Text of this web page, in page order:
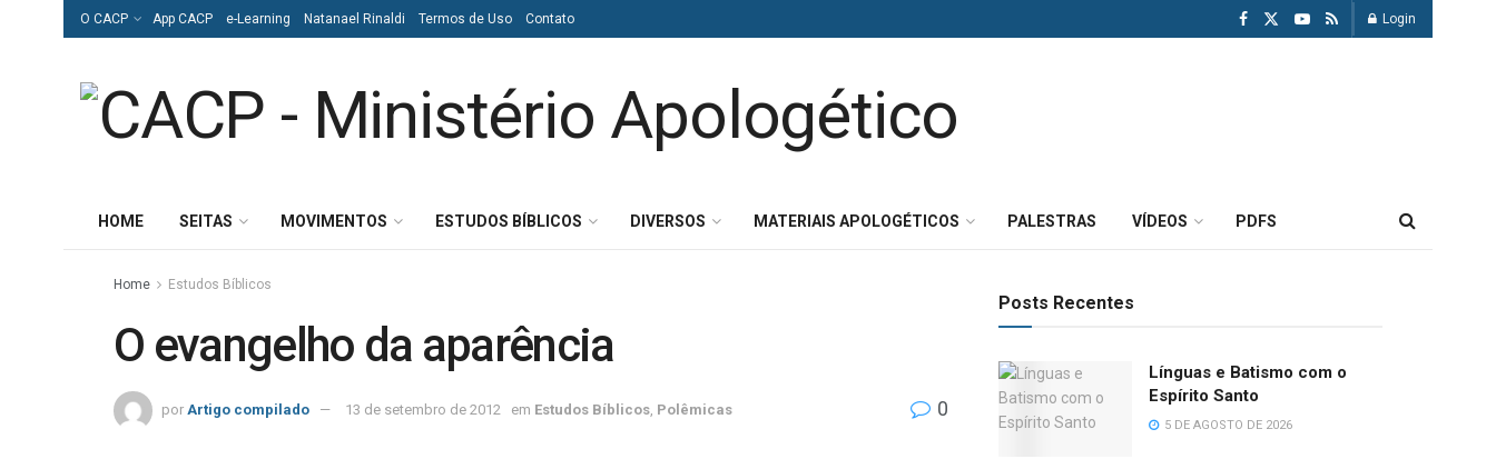
O CACP App CACP e-Learning Natanael Rinaldi Termos de Uso Contato Login
HOME SEITAS MOVIMENTOS ESTUDOS BÍBLICOS DIVERSOS MATERIAIS APOLOGÉTICOS PALESTRAS VÍDEOS PDFS
Home Estudos Bíblicos
O evangelho da aparência
por Artigo compilado 13 de setembro de 2012 em Estudos Bíblicos Polêmicas 0
Posts Recentes
Línguas e Batismo com o
Espírito Santo
5 DE AGOSTO DE 2026